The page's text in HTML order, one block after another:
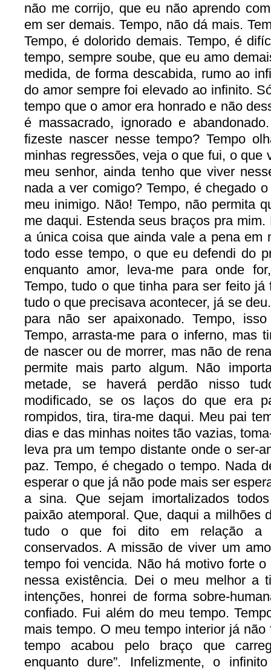
não me corrijo, que eu não aprendo
em ser demais. Tempo, não dá mais.
Tempo, é dolorido demais. Tempo, é
tempo, sempre soube, que eu amo
medida, de forma descabida, rumo ao
do amor sempre foi elevado ao infinito.
tempo que o amor era honrado e não
é massacrado, ignorado e
fizeste nascer nesse tempo? Tempo
minhas regressões, veja o que fui, o que
meu senhor, ainda tenho que viver
nada a ver comigo? Tempo, é chegado
meu inimigo. Não! Tempo, não permita
me daqui. Estenda seus braços pra
a única coisa que ainda vale a pena em
todo esse tempo, o que eu defendi do
enquanto amor, leva-me para onde
Tempo, tudo o que tinha para ser feito já
tudo o que precisava acontecer, já se
para não ser apaixonado. Tempo,
Tempo, arrasta-me para o inferno, mas
de nascer ou de morrer, mas não de
permite mais parto algum. Não
metade, se haverá perdão nisso
modificado, se os laços do que era
rompidos, tira, tira-me daqui. Meu pai
dias e das minhas noites tão vazias,
leva pra um tempo distante onde o ser-
paz. Tempo, é chegado o tempo. Nada
esperar o que já não pode mais ser
a sina. Que sejam imortalizados
paixão atemporal. Que, daqui a milhões
tudo o que foi dito em relação a
conservados. A missão de viver um
tempo foi vencida. Não há motivo forte
nessa existência. Dei o meu melhor a
intenções, honrei de forma sobre-
confiado. Fui além do meu tempo.
mais tempo. O meu tempo interior já
tempo acabou pelo braço que
enquanto dure”. Infelizmente, o